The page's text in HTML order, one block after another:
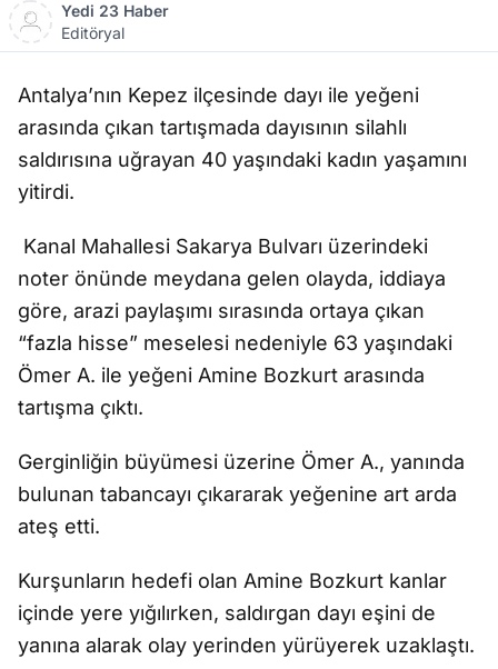
Yedi 23 Haber
Editöryal
Antalya’nın Kepez ilçesinde dayı ile yeğeni
arasında çıkan tartışmada dayısının silahlı
saldırısına uğrayan 40 yaşındaki kadın yaşamını
yitirdi.
Kanal Mahallesi Sakarya Bulvarı üzerindeki
noter önünde meydana gelen olayda, iddiaya
göre, arazi paylaşımı sırasında ortaya çıkan
“fazla hisse” meselesi nedeniyle 63 yaşındaki
Ömer A. ile yeğeni Amine Bozkurt arasında
tartışma çıktı.
Gerginliğin büyümesi üzerine Ömer A., yanında
bulunan tabancayı çıkararak yeğenine art arda
ateş etti.
Kurşunların hedefi olan Amine Bozkurt kanlar
içinde yere yığılırken, saldırgan dayı eşini de
yanına alarak olay yerinden yürüyerek uzaklaştı.